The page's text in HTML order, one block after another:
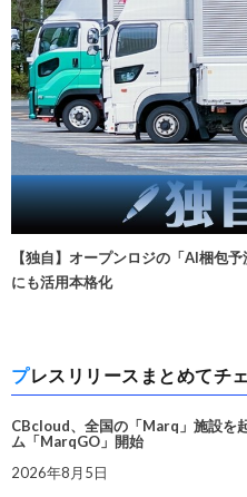
【独自】オープンロジの「AI梱包
にも活用本格化
プレスリリースまとめてチ
CBcloud、全国の「Marq」施設を
ム「MarqGO」開始
2026年8月5日